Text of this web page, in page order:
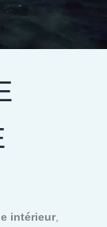
intérieur,